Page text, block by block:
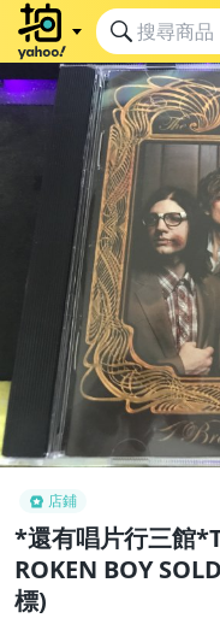
店鋪
*還有唱片行三館
ROKEN BOY
標)